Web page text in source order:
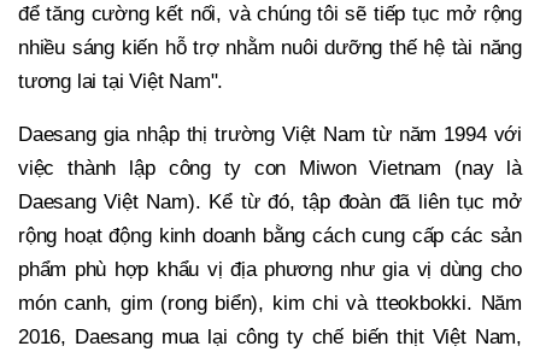
để tăng cường kết nối, và chúng tôi sẽ tiếp tục mở rộng
nhiều sáng kiến hỗ trợ nhằm nuôi dưỡng thế hệ tài năng
tương lai tại Việt Nam".
Daesang gia nhập thị trường Việt Nam từ năm 1994 với
việc thành lập công ty con Miwon Vietnam (nay là
Daesang Việt Nam). Kể từ đó, tập đoàn đã liên tục mở
rộng hoạt động kinh doanh bằng cách cung cấp các sản
phẩm phù hợp khẩu vị địa phương như gia vị dùng cho
món canh, gim (rong biển), kim chi và tteokbokki. Năm
2016, Daesang mua lại công ty chế biến thịt Việt Nam,